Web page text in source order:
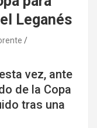
Leganés
vez, ante
de la Copa
tras una